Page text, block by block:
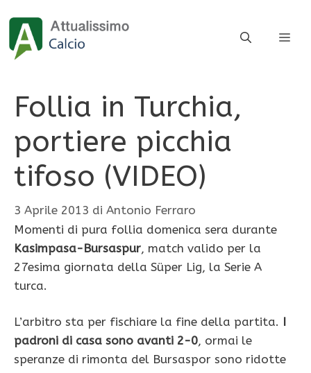
contenuto
Follia in Turchia,
portiere picchia
tifoso (VIDEO)
3 Aprile 2013 di Antonio Ferraro
Momenti di pura follia domenica sera durante
Kasimpasa-Bursaspur, match valido per la
27esima giornata della Süper Lig, la Serie A
turca.
L’arbitro sta per fischiare la fine della partita. I
padroni di casa sono avanti 2-0, ormai le
speranze di rimonta del Bursaspor sono ridotte